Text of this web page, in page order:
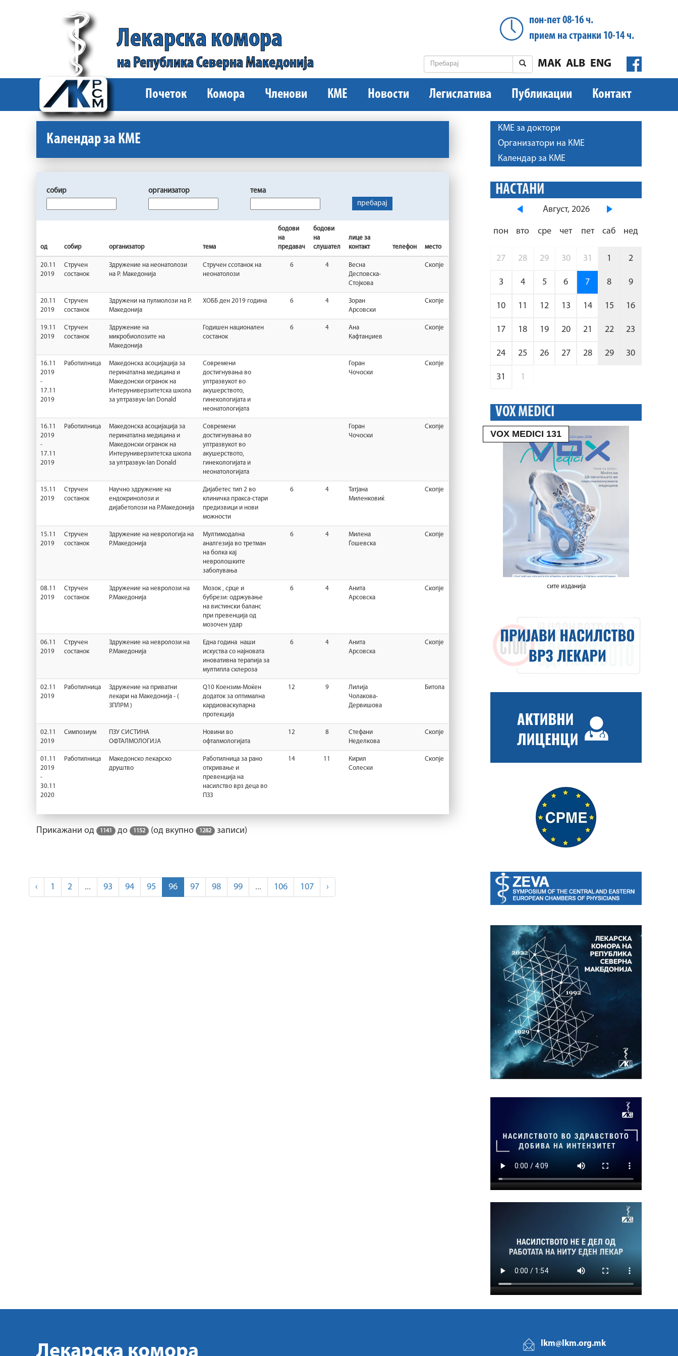
Лекарска комора
на Република Северна Македонија
пон-пет 08-16 ч.
прием на странки 10-14 ч.
ENG
ALB
МАК
Почеток Комора Членови КМЕ Новости Легислатива Публикации Контакт
Календар за КМЕ
собир организатор
тема
пребарај
од собир организатор тема
бодови
на
предавач
бодови
на
слушател
лице за
контакт
телефон место
20.11
2019
Стручен
состанок
Здружение на неонатолози
на Р. Македонија
Стручен ссотанок на
неонатолози
6 4
Весна
Десповска-
Стојкова
Скопје
20.11
2019
Стручен
состанок
Здружени на пулмолози на Р.
Македонија
ХОББ ден 2019 година 6 4
Зоран
Арсовски
Скопје
19.11
2019
Стручен
состанок
Здружение на
микробиолозите на
Македонија
Годишен национален
состанок
6 4
Ана
Кафтанџиев
Скопје
16.11
2019
-
17.11
2019
Работилница
Македонска асоцијација за
перинатална медицина и
Македонски огранок на
Интеруниверзитетска школа
за ултразвук-Ian Donald
Современи
достигнувања во
ултразвукот во
акушерството,
гинекологијата и
неонатологијата
Горан
Чочоски
Скопје
16.11
2019
-
17.11
2019
Работилница
Македонска асоцијација за
перинатална медицина и
Македонски огранок на
Интеруниверзитетска школа
за ултразвук-Ian Donald
Современи
достигнувања во
ултразвукот во
акушерството,
гинекологијата и
неонатологијата
Горан
Чочоски
Скопје
15.11
2019
Стручен
состанок
Научно здружение на
ендокринолози и
дијабетолози на Р.Македонија
Дијабетес тип 2 во
клиничка пракса-стари
предизвици и нови
можности
6 4
Татјана
Миленковиќ
Скопје
15.11
2019
Стручен
состанок
Здружение на неврологија на
Р.Македонија
Мултимодална
аналгезија во третман
на болка кај
невролошките
заболувања
6 4
Милена
Ѓошевска
Скопје
08.11
2019
Стручен
состанок
Здружение на невролози на
Р.Македонија
Мозок , срце и
бубрези: одржување
на вистински баланс
при превенција од
мозочен удар
6 4
Анита
Арсовска
Скопје
06.11
2019
Стручен
состанок
Здружение на невролози на
Р.Македонија
Една година наши
искуства со најновата
иновативна терапија за
мултипла склероза
6 4
Анита
Арсовска
Скопје
02.11
2019
Работилница
Здружение на приватни
лекари на Македонија - (
ЗПЛРМ )
Q10 Koензим-Моќен
додаток за оптимална
кардиоваскуларна
протекција
12 9
Лилија
Чолакова-
Дервишова
Битола
02.11
2019
Симпозиум
ПЗУ СИСТИНА
ОФТАЛМОЛОГИЈА
Новини во
офталмологијата
12 8
Стефани
Неделкова
Скопје
01.11
2019
-
30.11
2020
Работилница
Македонско лекарско
друштво
Работилница за рано
откривање и
превенција на
насилство врз деца во
ПЗЗ
14 11
Кирил
Солески
Скопје
Прикажани од 1141 до 1152 (од вкупно 1282 записи)
‹ 1 2 ... 93 94 95 96 97 98 99 ... 106 107 ›
КМЕ за доктори
Организатори на КМЕ
Календар за КМЕ
НАСТАНИ
Август, 2026
пон вто сре чет пет саб нед
27 28 29 30 31 1 2
3 4 5 6 7 8 9
10 11 12 13 14 15 16
17 18 19 20 21 22 23
24 25 26 27 28 29 30
31 1
VOX MEDICI
VOX MEDICI 131
сите изданија
lkm@lkm.org.mk